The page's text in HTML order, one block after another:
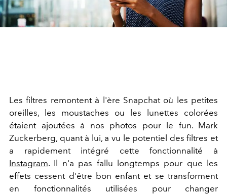
Les filtres remontent à l'ère Snapchat où les petites
oreilles, les moustaches ou les lunettes colorées
étaient ajoutées à nos photos pour le fun. Mark
Zuckerberg, quant à lui, a vu le potentiel des filtres et
a rapidement intégré cette fonctionnalité à
Instagram. Il n'a pas fallu longtemps pour que les
effets cessent d'être bon enfant et se transforment
en fonctionnalités utilisées pour changer